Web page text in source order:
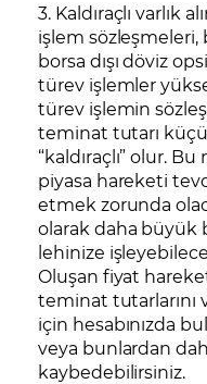
3. Kaldıraçlı varlık
işlem sözleşmeleri,
borsa dışı döviz
türev işlemler
türev işlemin
teminat tutarı
“kaldıraçlı” olur.
piyasa hareketi
etmek zorunda
olarak daha büyük
lehinize
Oluşan fiyat
teminat
için hesabınızda
veya bunlardan
kaybedebilirsiniz.